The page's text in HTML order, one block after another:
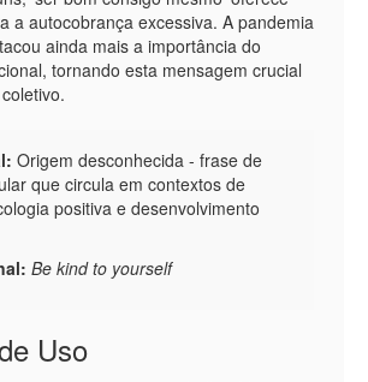
a autocobrança excessiva. A pandemia
ainda mais a importância do
tornando esta mensagem crucial
Origem desconhecida - frase de
que circula em contextos de
positiva e desenvolvimento
Be kind to yourself
Uso